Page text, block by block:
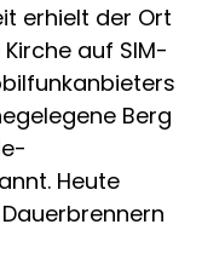
erhielt der Ort
auf SIM-
Berg
Heute